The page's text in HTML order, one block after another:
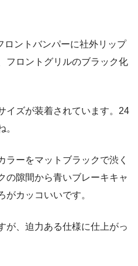
ロントバンパーに社外リップ
フロントグリルのブラック化
イズが装着されています。24
。
ラーをマットブラックで渋く
の隙間から青いブレーキキャ
がカッコいいです。
が、迫力ある仕様に仕上がっ